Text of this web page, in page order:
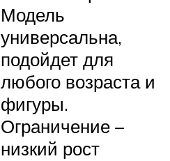
Модель
универсальна,
подойдет для
любого возраста и
фигуры.
Ограничение –
низкий рост